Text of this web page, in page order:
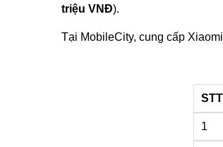
triệu VNĐ).
Tại MobileCity, cung cấp
STT
1